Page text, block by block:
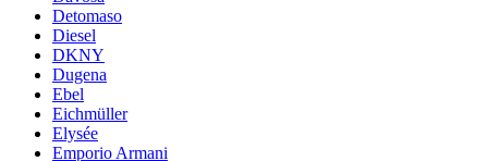
Detomaso
Diesel
DKNY
Dugena
Ebel
Eichmüller
Elysée
Emporio Armani